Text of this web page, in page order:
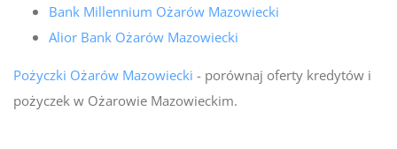
Bank Millennium Ożarów Mazowiecki
Alior Bank Ożarów Mazowiecki
Pożyczki Ożarów Mazowiecki - porównaj oferty kredytów i
pożyczek w Ożarowie Mazowieckim.